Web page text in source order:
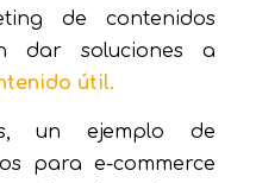
de contenidos
dar soluciones a
útil.
un ejemplo de
para e-commerce